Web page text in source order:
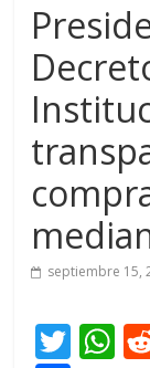
septiembre 15,
T W